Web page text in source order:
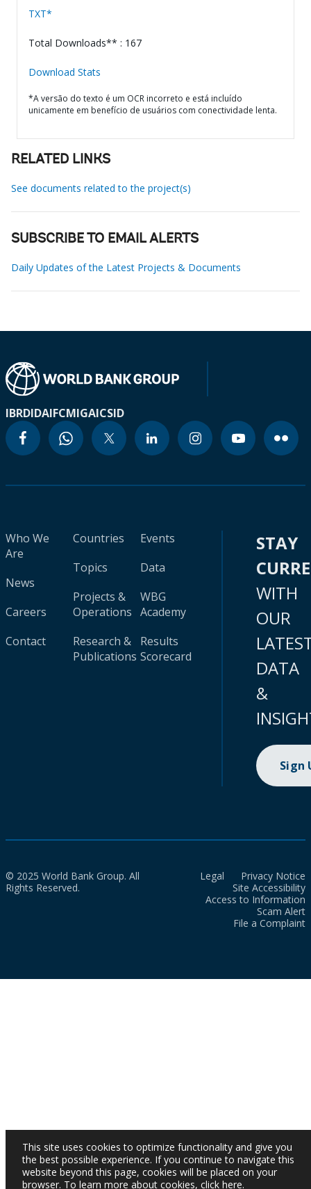
TXT*
Total Downloads** : 167
Download Stats
*A versão do texto é um OCR incorreto e está incluído
unicamente em benefício de usuários com conectividade lenta.
RELATED LINKS
See documents related to the project(s)
SUBSCRIBE TO EMAIL ALERTS
Daily Updates of the Latest Projects & Documents
IBRDIDAIFCMIGAICSID
Who We
Are
News
Careers
Contact
Countries
Topics
Projects &
Operations
Research &
Publications
Events
Data
WBG
Academy
Results
Scorecard
STAY
WITH
OUR
DATA
&
Sign
© 2025 World Bank Group. All
Rights Reserved.
Legal
Privacy Notice
Site Accessibility
Access to Information
Scam Alert
File a Complaint
This site uses cookies to optimize functionality and give you
the best possible experience. If you continue to navigate this
website beyond this page, cookies will be placed on your
browser. To learn more about cookies, click here.